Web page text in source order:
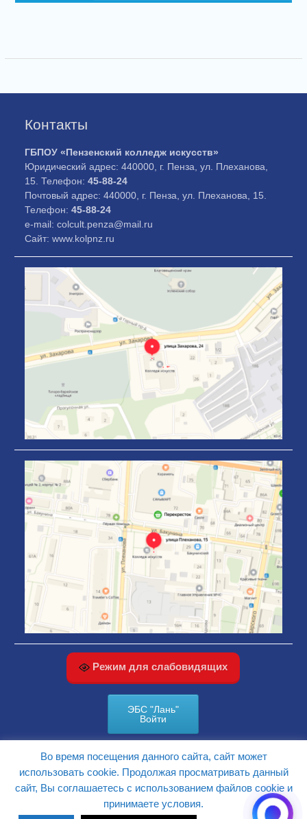
Контакты
ГБПОУ «Пензенский колледж искусств»
Юридический адрес: 440000, г. Пенза, ул. Плеханова,
15. Телефон:45-88-24
Почтовый адрес: 440000, г. Пенза, ул. Плеханова, 15.
Телефон:45-88-24
e-mail: colcult.penza@mail.ru
Сайт: www.kolpnz.ru
Режим для слабовидящих
ЭБС "Лань"
Войти
КАРТА САЙТА
Сайт разработан Web студией Белая Вишня
Во время посещения данного сайта, сайт может
использовать cookie. Продолжая просматривать данный
сайт, Вы соглашаетесь с использованием файлов cookie и
принимаете условия.